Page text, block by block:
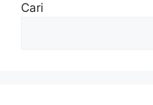
Cari